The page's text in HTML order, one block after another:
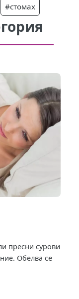
#стомах
пресни сурови
Обелва се